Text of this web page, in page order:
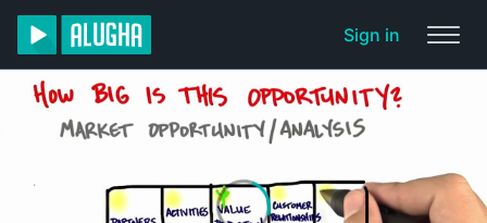
Sign in